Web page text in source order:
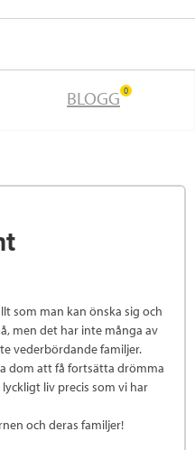
BLOGG 0
som man kan önska sig och
men det har inte många av
vederbördande familjer.
dom att få fortsätta drömma
liv precis som vi har
och deras familjer!